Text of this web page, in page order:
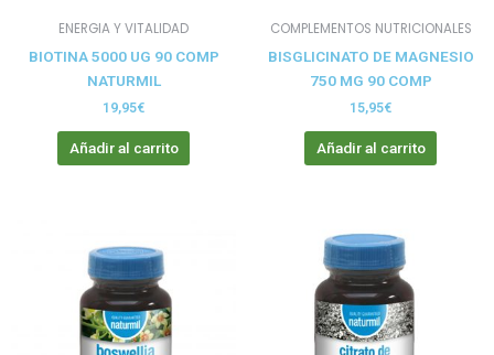
ENERGIA Y VITALIDAD
BIOTINA 5000 UG 90 COMP
NATURMIL
19,95€
Añadir al carrito
COMPLEMENTOS NUTRICIONALES
BISGLICINATO DE MAGNESIO
750 MG 90 COMP
15,95€
Añadir al carrito